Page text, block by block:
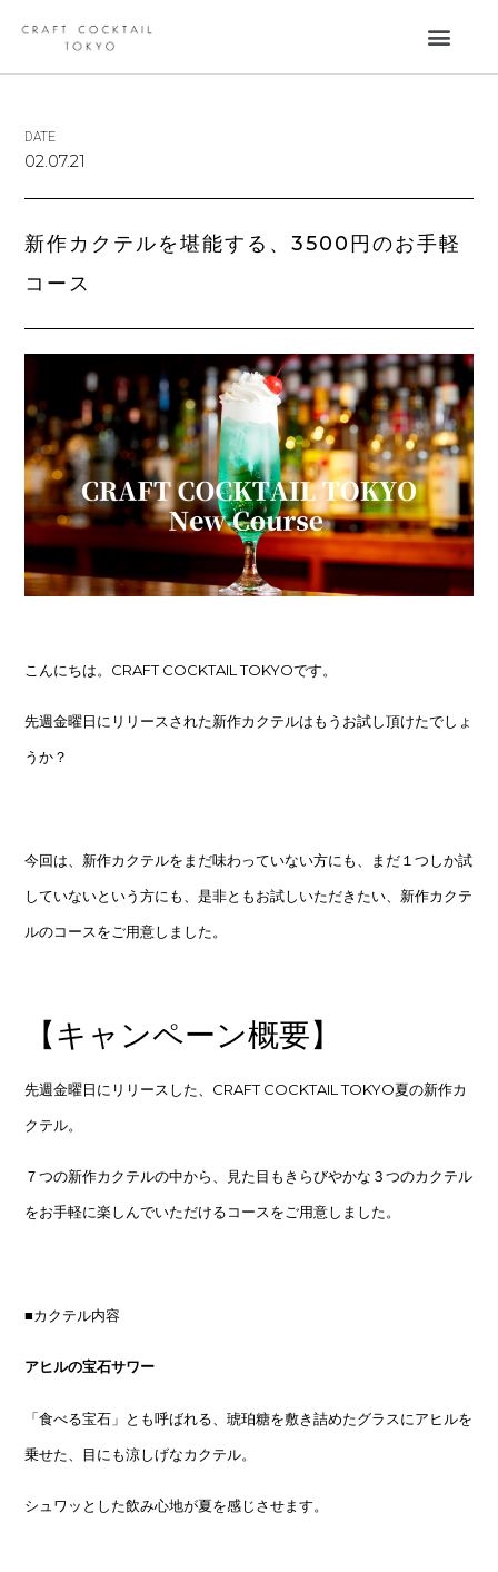
DATE
02.07.21
新作カクテルを堪能する、3500円のお手軽
コース
こんにちは。CRAFT COCKTAIL TOKYOです。
先週金曜日にリリースされた新作カクテルはもうお試し頂けたでしょ
うか？
今回は、新作カクテルをまだ味わっていない方にも、まだ１つしか試
していないという方にも、是非ともお試しいただきたい、新作カクテ
ルのコースをご用意しました。
【キャンペーン概要】
先週金曜日にリリースした、CRAFT COCKTAIL TOKYO夏の新作カ
クテル。
７つの新作カクテルの中から、見た目もきらびやかな３つのカクテル
をお手軽に楽しんでいただけるコースをご用意しました。
■カクテル内容
アヒルの宝石サワー
「食べる宝石」とも呼ばれる、琥珀糖を敷き詰めたグラスにアヒルを
乗せた、目にも涼しげなカクテル。
シュワッとした飲み心地が夏を感じさせます。